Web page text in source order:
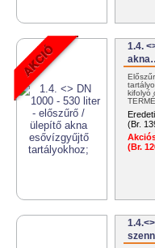
1.4.
kifolyó
(Br.
(Br.